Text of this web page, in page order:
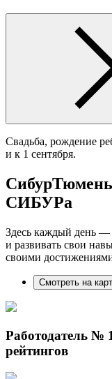
Cвадьба, рождение
и к 1 сентября.
СИБУРа
Здесь каждый день —
и развивать свои
своими
Смотреть на
Работодатель №
рейтингов